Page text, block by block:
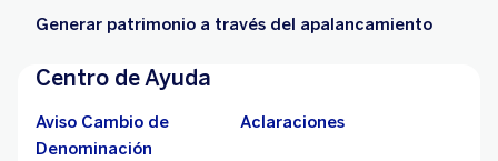
Generar patrimonio a través del apalancamiento
Centro de Ayuda
Aviso Cambio de
Denominación
Aclaraciones